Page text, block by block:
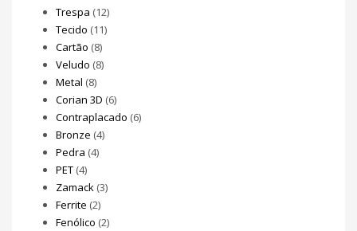
Trespa (12)
Tecido (11)
Cartão (8)
Veludo (8)
Metal (8)
Corian 3D (6)
Contraplacado (6)
Bronze (4)
Pedra (4)
PET (4)
Zamack (3)
Ferrite (2)
Fenólico (2)